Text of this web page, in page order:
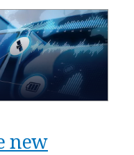
new